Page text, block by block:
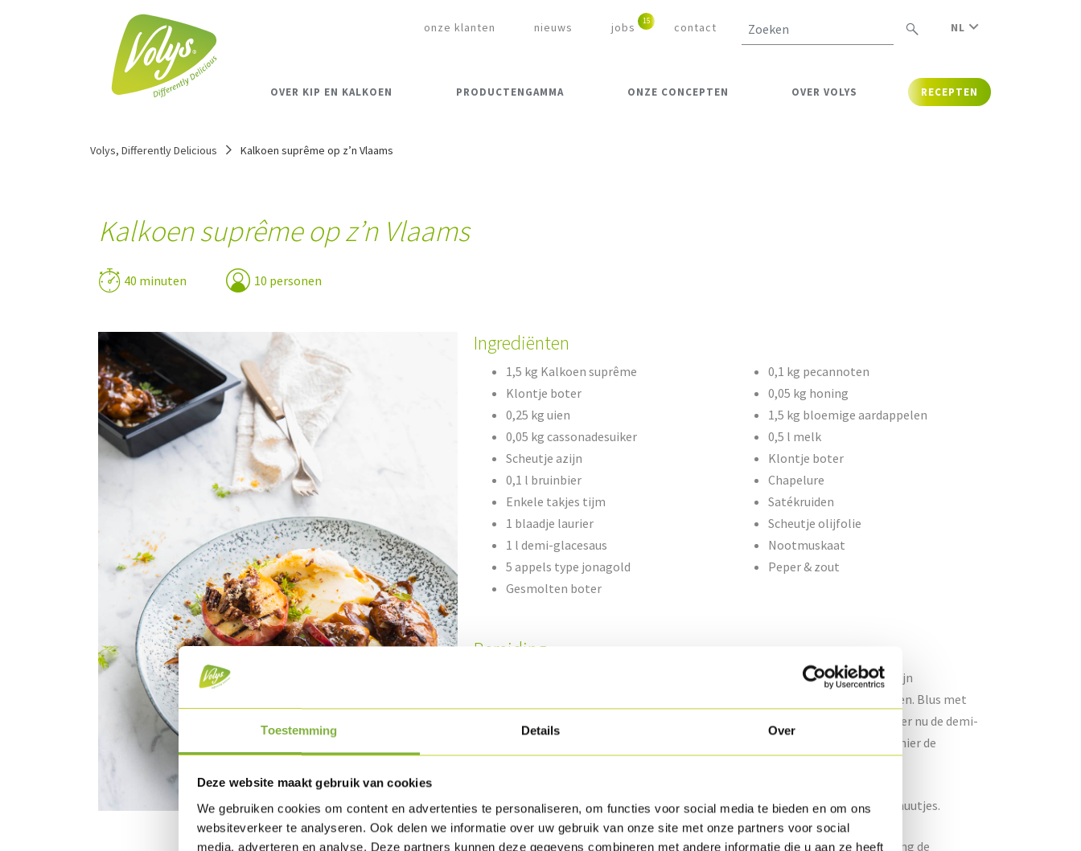
Toestemming Details Over
Deze website maakt gebruik van cookies
We gebruiken cookies om content en advertenties te personaliseren, om functies voor social media te bieden en om ons
websiteverkeer te analyseren. Ook delen we informatie over uw gebruik van onze site met onze partners voor social
media, adverteren en analyse. Deze partners kunnen deze gegevens combineren met andere informatie die u aan ze heeft
onze klanten nieuws jobs contact NL
OVER KIP EN KALKOEN PRODUCTENGAMMA ONZE CONCEPTEN OVER VOLYS RECEPTEN
Volys, Differently Delicious Kalkoen suprême op z’n Vlaams
Kalkoen suprême op z’n Vlaams
40 minuten 10 personen
Ingrediënten
1,5 kg Kalkoen suprême
Klontje boter
0,25 kg uien
0,05 kg cassonadesuiker
Scheutje azijn
0,1 l bruinbier
Enkele takjes tijm
1 blaadje laurier
1 l demi-glacesaus
5 appels type jonagold
Gesmolten boter
0,1 kg pecannoten
0,05 kg honing
1,5 kg bloemige aardappelen
0,5 l melk
Klontje boter
Chapelure
Satékruiden
Scheutje olijfolie
Nootmuskaat
Peper & zout
Bereiding
Snij de uien in halve ringen en bak ze aan in wat boter. Wanneer de uien mooi zijn
aangebakken voeg je er de cassonadesuiker aan toe, laat lichtjes karamelliseren. Blus met
een scheutje azijn en voeg er de tijm, de laurier en het bruin bier aan toe. Voeg er nu de demi-
glacesaus aan toe en kook deze op. Smaak de saus af met peper en zout, voeg hier de
Laat stoofpotje op een klein vuurtje verder sudderen gedurende een 10-tal minuutjes.
Halveer de appel en smeer deze in met gesmolten boter. Grill de appel. Vermeng de